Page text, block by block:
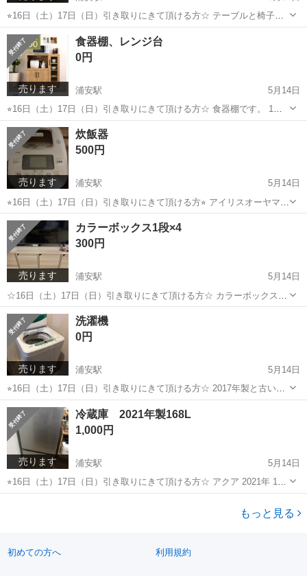
⭐︎16日（土）17日（日）引き取りにきて頂ける方☆ テーブルと椅子一
脚のセットです。 テーブルは写真2枚目のとおりコップ跡がありま
す。
千葉 浦安駅 テーブル
売ります
食器棚、レンジ台
0円
浦安駅
5月14日
⭐︎16日（土）17日（日）引き取りにきて頂ける方☆ 食器棚です。 1枚
目の写真のものになります。 スライド棚の右側が3枚目の写真にある
通り黒ずんでいます。土鍋を置いていた影響です。
千葉 浦安市 浦安駅
売ります
炊飯器
500円
浦安駅
5月14日
⭐︎16日（土）17日（日）引き取りにきて頂ける方⭐︎ アイリスオーヤマの
炊飯器 3合用です あまり使用していないのでかなり綺麗です
千葉 浦安市 浦安駅 キッチン家電
売ります
カラーボックス1段×4
300円
浦安駅
5月14日
☆16日（土）17日（日）引き取りにきて頂ける方☆ カラーボックス1
段タイプを4個セットでお願いします。 縦横に重ねて使えるもので
す。 テレビ台として使用しておりました。
千葉 浦安市 浦安駅
売ります
洗濯機
0円
浦安駅
5月14日
⭐︎16日（土）17日（日）引き取りにきて頂ける方☆ 2017年製と古いも
のになりますが現在も使用中のものとなります。
千葉 浦安市 浦安駅 生活家電
売ります
冷蔵庫 2021年製168L
1,000円
浦安駅
5月14日
⭐︎16日（土）17日（日）引き取りにきて頂ける方☆ アクア 2021年 168
リットル 現在も使用中です。 引越しのため出品いたします。
もっと見る
初めての方へ 利用規約